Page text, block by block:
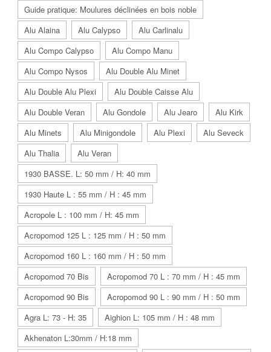
Guide pratique: Moulures déclinées en bois noble
Alu Alaina
Alu Calypso
Alu Carlinalu
Alu Compo Calypso
Alu Compo Manu
Alu Compo Nysos
Alu Double Alu Minet
Alu Double Alu Plexi
Alu Double Caisse Alu
Alu Double Veran
Alu Gondole Alu Jearo
Alu Kirk
Alu Minets
Alu Minigondole Alu Plexi
Alu Seveck
Alu Thalia
Alu Veran
1930 BASSE. L: 50 mm / H: 40 mm
1930 Haute L : 55 mm / H : 45 mm
Acropole L : 100 mm / H: 45 mm
Acropomod 125 L : 125 mm / H : 50 mm
Acropomod 160 L : 160 mm / H : 50 mm
Acropomod 70 Bis
Acropomod 70 L : 70 mm / H : 45 mm
Acropomod 90 Bis
Acropomod 90 L : 90 mm / H : 50 mm
Agra L: 73 - H: 35
Aighion L: 105 mm / H : 48 mm
Akhenaton L:30mm / H:18 mm